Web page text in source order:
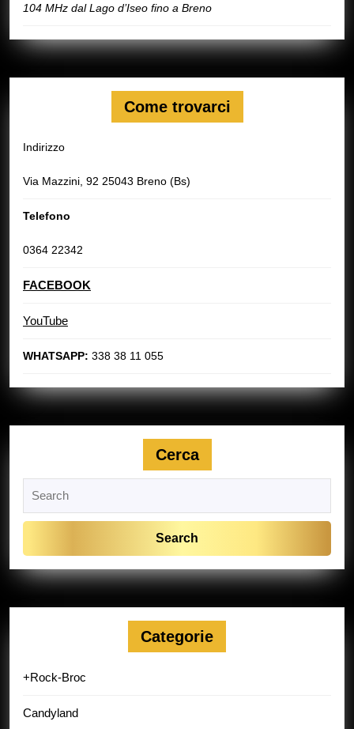
104 MHz dal Lago d’Iseo fino a Breno
Come trovarci
Indirizzo
Via Mazzini, 92 25043 Breno (Bs)
Telefono
0364 22342
FACEBOOK
YouTube
WHATSAPP: 338 38 11 055
Cerca
for:
Categorie
+Rock-Broc
Candyland